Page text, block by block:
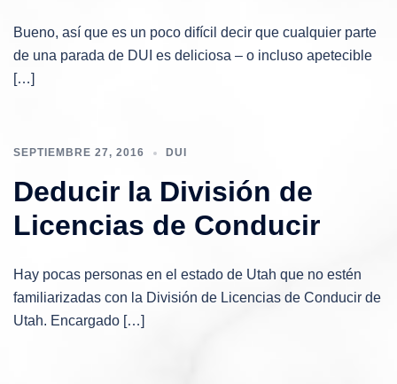
Bueno, así que es un poco difícil decir que cualquier parte
de una parada de DUI es deliciosa – o incluso apetecible
[…]
SEPTIEMBRE 27, 2016 DUI
Deducir la División de
Licencias de Conducir
Hay pocas personas en el estado de Utah que no estén
familiarizadas con la División de Licencias de Conducir de
Utah. Encargado […]